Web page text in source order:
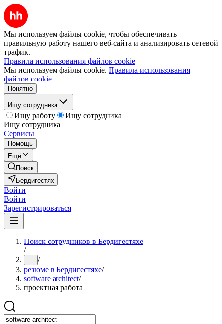
Мы используем файлы cookie, чтобы обеспечивать
правильную работу нашего веб-сайта и анализировать сетевой
трафик.
Правила использования файлов cookie
Мы используем файлы cookie. Правила использования
файлов cookie
Понятно
Ищу сотрудника
Ищу работу
Ищу сотрудника
Ищу сотрудника
Сервисы
Помощь
Ещё
Поиск
Бердигестях
Войти
Войти
Зарегистрироваться
Поиск сотрудников в Бердигестяхе
/
... /
резюме в Бердигестяхе/
software architect/
проектная работа